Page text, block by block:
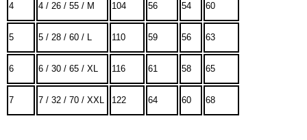
4 4 / 26 / 55 / M 104 56 54 60
5 5 / 28 / 60 / L 110 59 56 63
6 6 / 30 / 65 / XL 116 61 58 65
7 7 / 32 / 70 / XXL 122 64 60 68